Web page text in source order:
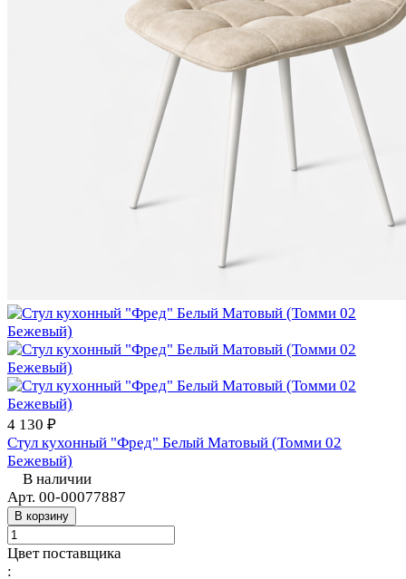
4 130 ₽
Стул кухонный "Фред" Белый Матовый (Томми 02
Бежевый)
В наличии
Арт. 00-00077887
В корзину
Цвет поставщика
: